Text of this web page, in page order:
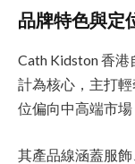
品牌特色與定
Cath Kidston 香
計為核心，主打
位偏向中高端市場
其產品線涵蓋服